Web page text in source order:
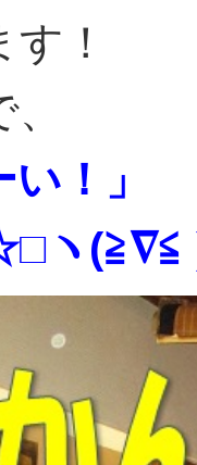
！
！」
ヽ(≧∇≦